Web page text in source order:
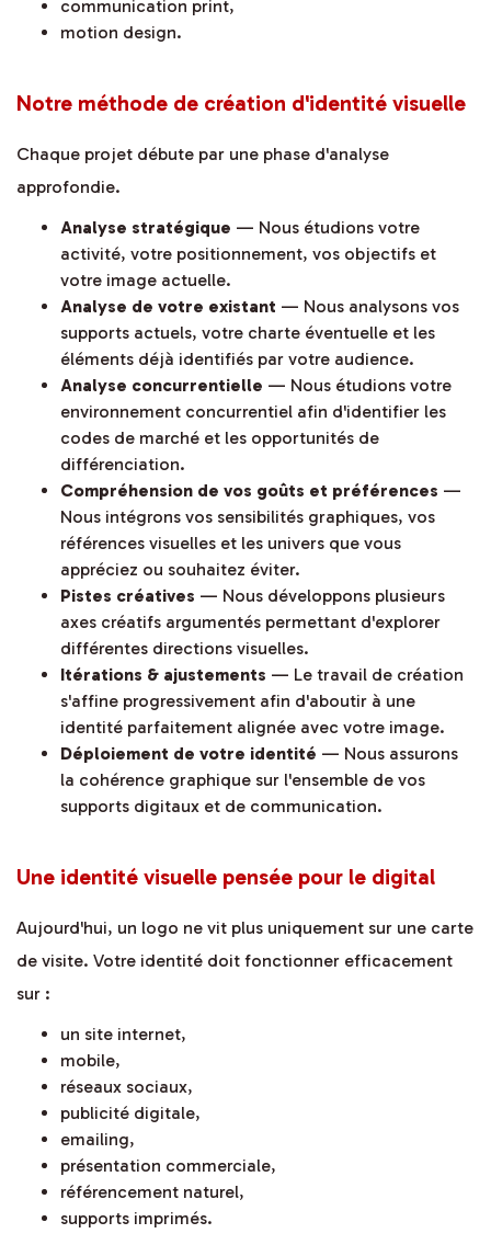
communication print,
motion design.
Notre méthode de création d'identité visuelle
Chaque projet débute par une phase d'analyse
approfondie.
Analyse stratégique — Nous étudions votre
activité, votre positionnement, vos objectifs et
votre image actuelle.
Analyse de votre existant — Nous analysons vos
supports actuels, votre charte éventuelle et les
éléments déjà identifiés par votre audience.
Analyse concurrentielle — Nous étudions votre
environnement concurrentiel afin d'identifier les
codes de marché et les opportunités de
différenciation.
Compréhension de vos goûts et préférences —
Nous intégrons vos sensibilités graphiques, vos
références visuelles et les univers que vous
appréciez ou souhaitez éviter.
Pistes créatives — Nous développons plusieurs
axes créatifs argumentés permettant d'explorer
différentes directions visuelles.
Itérations & ajustements — Le travail de création
s'affine progressivement afin d'aboutir à une
identité parfaitement alignée avec votre image.
Déploiement de votre identité — Nous assurons
la cohérence graphique sur l'ensemble de vos
supports digitaux et de communication.
Une identité visuelle pensée pour le digital
Aujourd'hui, un logo ne vit plus uniquement sur une carte
de visite. Votre identité doit fonctionner efficacement
sur :
un site internet,
mobile,
réseaux sociaux,
publicité digitale,
emailing,
présentation commerciale,
référencement naturel,
supports imprimés.